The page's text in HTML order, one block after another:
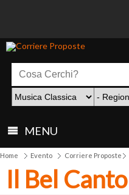
MENU
Home Evento Corriere Proposte
Il Bel